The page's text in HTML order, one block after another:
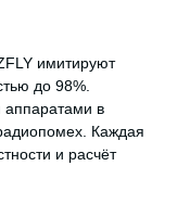
имитируют
до 98%.
аппаратами в
Каждая
и расчёт